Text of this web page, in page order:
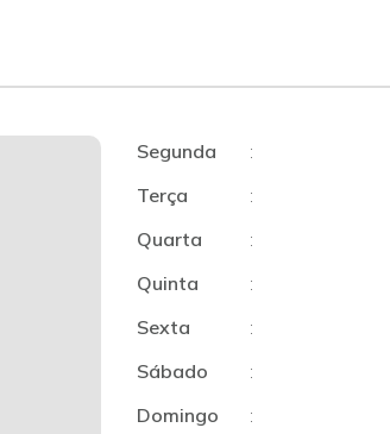
Segunda :
Terça
:
Quarta
:
Quinta
:
Sexta
:
Sábado
:
Domingo
: